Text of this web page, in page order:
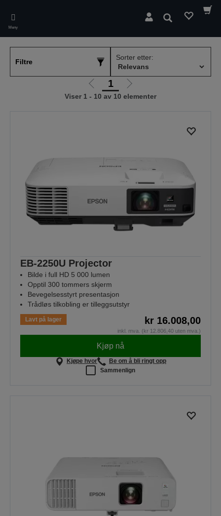
main
content
Meny
Søk
Filtre
Sorter etter:
Gå
til
1
Gå
til
Viser 1 - 10 av 10 elementer
EB-2250U Projector
Bilde i full HD 5 000 lumen
Opptil 300 tommers skjerm
Bevegelsesstyrt presentasjon
Trådløs tilkobling er tilleggsutstyr
Lavt på lager kr 16.008,00
inkl. mva. (kr 12.806,40 uten mva.)
Kjøp nå
Kjøpe hvor
Be om å bli ringt opp
Sammenlign